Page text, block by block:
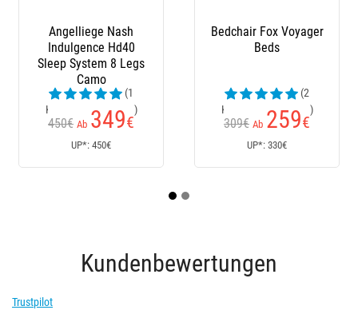
Bedchair Fox Voyager
Beds
(2
Kundenrezensionen)
309€ Ab 259€
UP*: 330€
Schlafliege Fox Eos
Sleep System
249€
Kundenbewertungen
Trustpilot